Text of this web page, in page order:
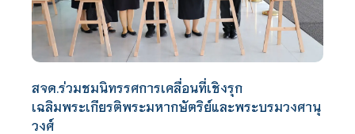
สจด.ร่วมชมนิทรรศการเคลื่อนที่เชิงรุก
เฉลิมพระเกียรติพระมหากษัตริย์และพระบรมวงศานุ
วงศ์